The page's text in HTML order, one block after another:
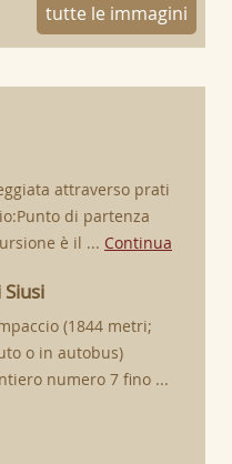
tutte le immagini
attraverso prati
di partenza
è il ... Continua
(1844 metri;
o in autobus)
numero 7 fino ...